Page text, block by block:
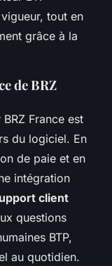
tout en
grâce à la
de BRZ
France est
du logiciel. En
de paie et en
intégration
client
questions
BTP,
au quotidien.